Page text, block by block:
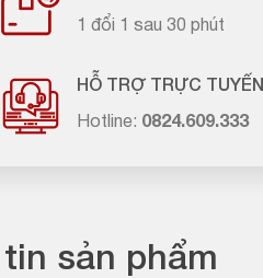
1 đổi 1 sau 30 phút
HỖ TRỢ TRỰC TUYẾN
Hotline: 0824.609.333
tin sản phẩm